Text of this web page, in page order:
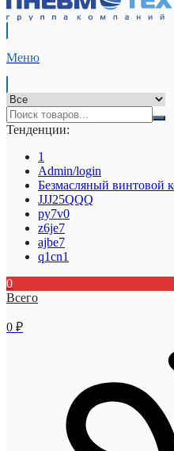
Меню
Тенденции:
1
Admin/login
Безмасляный винтовой
JJJ25QQQ
py7v0
z6je7
ajbe7
q1cn1
0
Всего
0 ₽